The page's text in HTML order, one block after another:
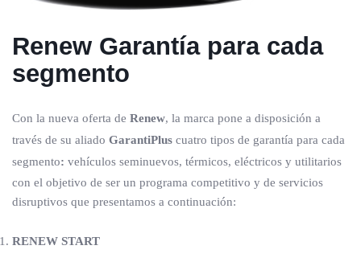
Renew Garantía para cada
segmento
Con la nueva oferta de Renew, la marca pone a disposición a
través de su aliado GarantiPlus cuatro tipos de garantía para cada
segmento: vehículos seminuevos, térmicos, eléctricos y utilitarios
con el objetivo de ser un programa competitivo y de servicios
disruptivos que presentamos a continuación:
RENEW START